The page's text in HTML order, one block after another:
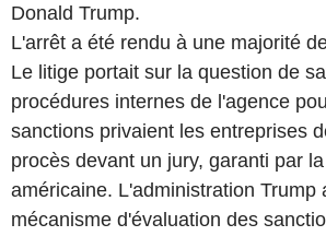
Donald Trump.
L'arrêt a été rendu à une majorité
Le litige portait sur la question de
procédures internes de l'agence
sanctions privaient les entreprises
procès devant un jury, garanti par
américaine. L'administration Trump
mécanisme d'évaluation des